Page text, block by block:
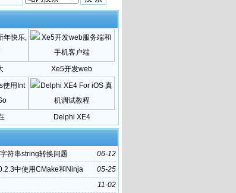
Xe5开发web
Delphi XE4
06-12
符串string转换问题
05-25
中使用CMake和Ninja
11-02